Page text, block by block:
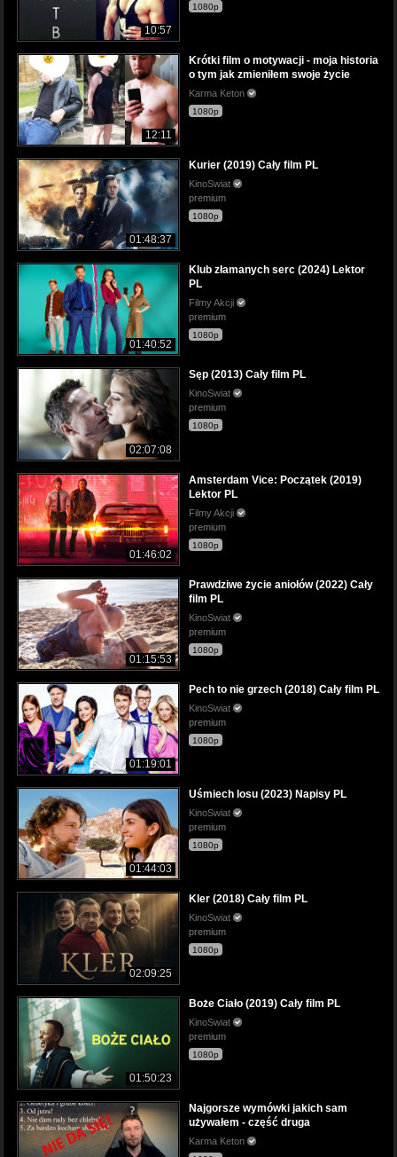
10:57
1080p
12:11
Krótki film o motywacji - moja historia
o tym jak zmieniłem swoje życie
Karma Keton
1080p
01:48:37
Kurier (2019) Cały film PL
KinoSwiat
premium
1080p
01:40:52
Klub złamanych serc (2024) Lektor
PL
Filmy Akcji
premium
1080p
02:07:08
Sęp (2013) Cały film PL
KinoSwiat
premium
1080p
01:46:02
Amsterdam Vice: Początek (2019)
Lektor PL
Filmy Akcji
premium
1080p
01:15:53
Prawdziwe życie aniołów (2022) Cały
film PL
KinoSwiat
premium
1080p
01:19:01
Pech to nie grzech (2018) Cały film PL
KinoSwiat
premium
1080p
01:44:03
Uśmiech losu (2023) Napisy PL
KinoSwiat
premium
1080p
02:09:25
Kler (2018) Cały film PL
KinoSwiat
premium
1080p
01:50:23
Boże Ciało (2019) Cały film PL
KinoSwiat
premium
1080p
Najgorsze wymówki jakich sam
używałem - część druga
Karma Keton